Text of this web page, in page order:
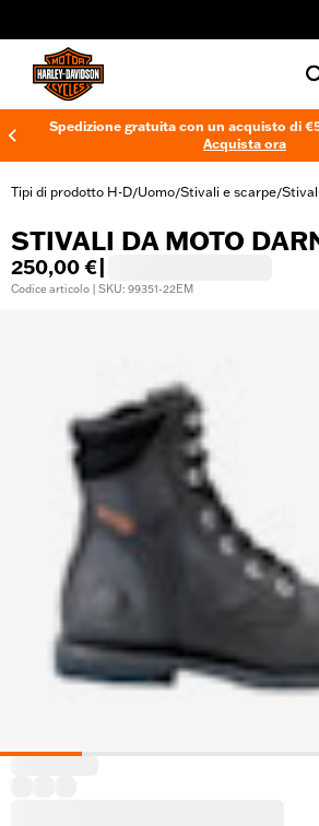
Spedizione gratuita con un acquisto di
Acquista ora
Tipi di prodotto H-D/Uomo/Stivali e scarpe/
STIVALI DA MOTO
250,00 €
Codice articolo | SKU: 99351-22EM